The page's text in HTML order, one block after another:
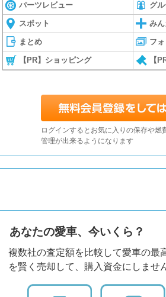
パーツレビュー グ
スポット みん
まとめ フォ
【PR】ショッピング 【
ログインするとお気に入りの保存や燃
管理が出来るようになります
あなたの愛車、今いくら？
複数社の査定額を比較して愛車の最
を賢く売却して、購入資金にしませ